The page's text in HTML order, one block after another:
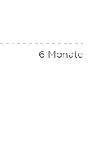
6 Monate